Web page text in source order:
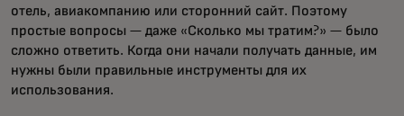
отель, авиакомпанию или сторонний сайт. Поэтому
простые вопросы — даже «Сколько мы тратим?» — было
сложно ответить. Когда они начали получать данные, им
нужны были правильные инструменты для их
использования.